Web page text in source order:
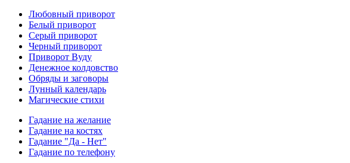
Любовный приворот
Белый приворот
Серый приворот
Черный приворот
Приворот Вуду
Денежное колдовство
Обряды и заговоры
Лунный календарь
Магические стихи
Гадание на желание
Гадание на костях
Гадание "Да - Нет"
Гадание по телефону